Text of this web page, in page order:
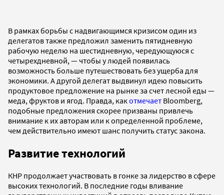
В рамках борьбы с надвигающимся кризисом один из
делегатов также предложил заменить пятидневную
рабочую неделю на шестидневную, чередующуюся с
четырехдневной, — чтобы у людей появилась
возможность больше путешествовать без ущерба для
экономики. А другой делегат выдвинул идею повысить
продуктовое предложение на рынке за счет лесной еды —
меда, фруктов и ягод. Правда, какотмечает Bloomberg,
подобные предложения скорее призваны привлечь
внимание к их авторам или к определенной проблеме,
чем действительно имеют шанс получить статус закона.
Развитие технологий
КНР продолжает участвовать в гонке за лидерство в сфере
высоких технологий. В последние годы вливание